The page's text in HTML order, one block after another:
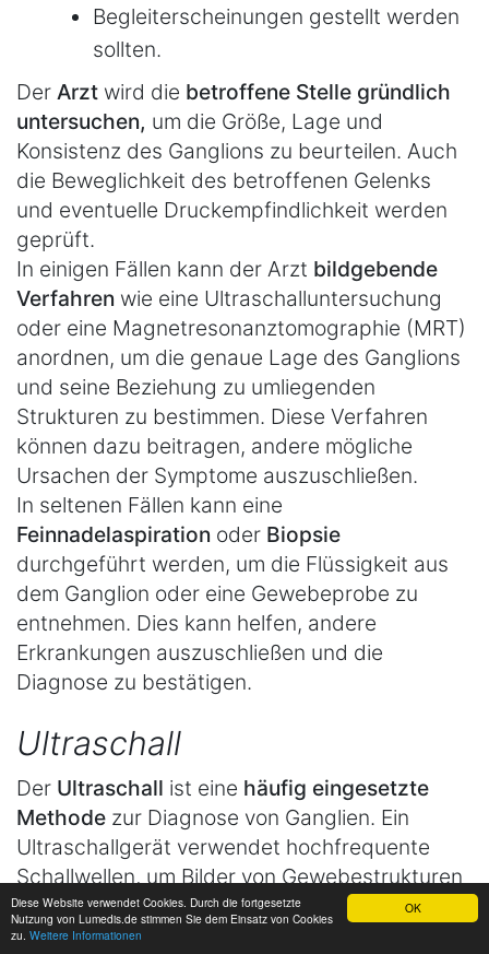
OK
Diese Website verwendet Cookies. Durch die fortgesetzte
Nutzung von Lumedis.de stimmen Sie dem Einsatz von Cookies
zu. Weitere Informationen
Begleiterscheinungen gestellt werden
sollten.
Der Arzt wird die betroffene Stelle gründlich
untersuchen, um die Größe, Lage und
Konsistenz des Ganglions zu beurteilen. Auch
die Beweglichkeit des betroffenen Gelenks
und eventuelle Druckempfindlichkeit werden
geprüft.
In einigen Fällen kann der Arzt bildgebende
Verfahren wie eine Ultraschalluntersuchung
oder eine Magnetresonanztomographie (MRT)
anordnen, um die genaue Lage des Ganglions
und seine Beziehung zu umliegenden
Strukturen zu bestimmen. Diese Verfahren
können dazu beitragen, andere mögliche
Ursachen der Symptome auszuschließen.
In seltenen Fällen kann eine
Feinnadelaspiration oder Biopsie
durchgeführt werden, um die Flüssigkeit aus
dem Ganglion oder eine Gewebeprobe zu
entnehmen. Dies kann helfen, andere
Erkrankungen auszuschließen und die
Diagnose zu bestätigen.
Ultraschall
Der Ultraschall ist eine häufig eingesetzte
Methode zur Diagnose von Ganglien. Ein
Ultraschallgerät verwendet hochfrequente
Schallwellen, um Bilder von Gewebestrukturen
im Körper zu erzeugen. Bei der Untersuchung
eines Ganglions kann der Ultraschall helfen,